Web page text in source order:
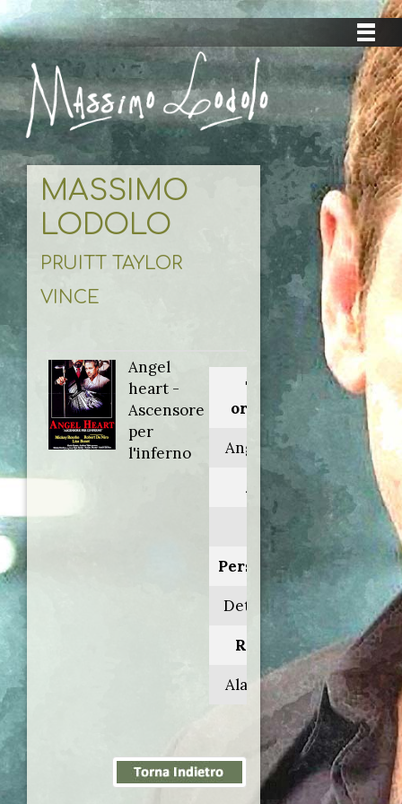
MASSIMO
LODOLO
PRUITT TAYLOR
VINCE
Angel
heart -
Ascensore
per
l'inferno
Titolo
originale:
Angel heart
Anno:
1987
Personaggio:
Det. Deimos
Regia di:
Alan Parker